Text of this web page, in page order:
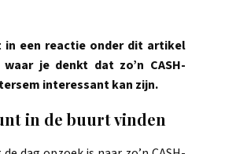
in een reactie onder dit artikel
je denkt dat zo’n CASH-
interessant kan zijn.
in de buurt vinden